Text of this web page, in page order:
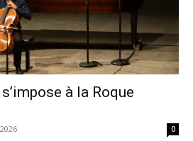
à la Roque
0